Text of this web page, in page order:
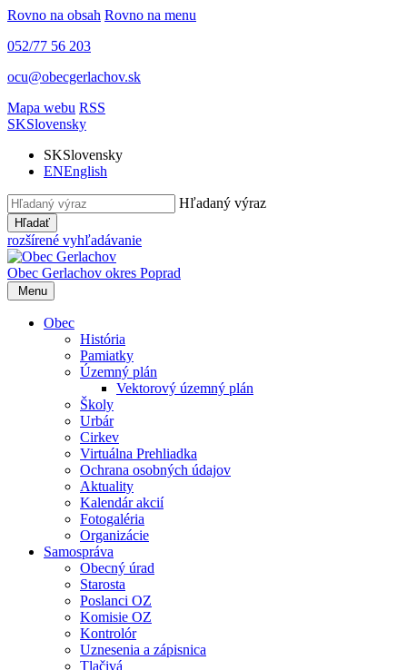
Rovno na obsah Rovno na menu
052/77 56 203
ocu@obecgerlachov.sk
Mapa webu RSS
SKSlovensky
SKSlovensky
ENEnglish
Hľadaný výraz
Hľadať
rozšírené vyhľadávanie
Obec Gerlachov okres Poprad
Menu
Obec
História
Pamiatky
Územný plán
Vektorový územný plán
Školy
Urbár
Cirkev
Virtuálna Prehliadka
Ochrana osobných údajov
Aktuality
Kalendár akcií
Fotogaléria
Organizácie
Samospráva
Obecný úrad
Starosta
Poslanci OZ
Komisie OZ
Kontrolór
Uznesenia a zápisnica
Tlačivá